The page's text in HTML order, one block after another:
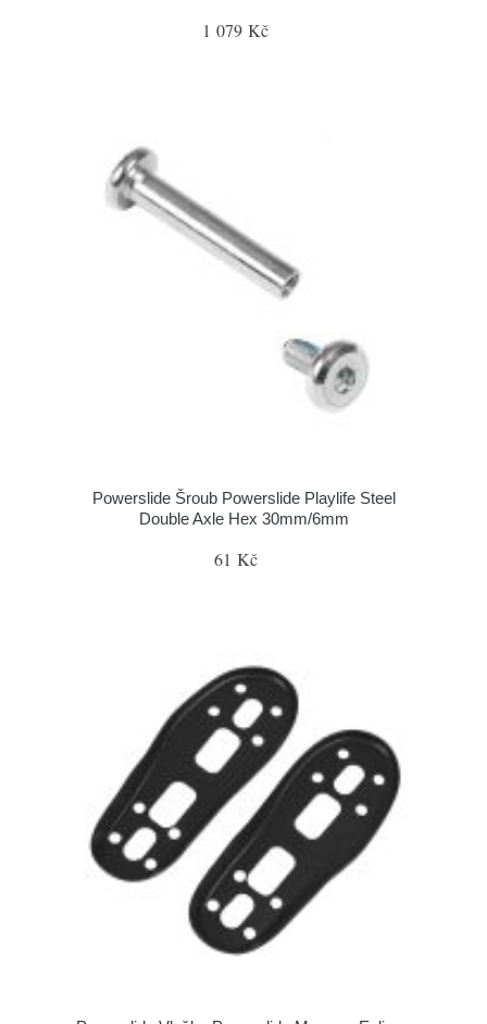
1 079 Kč
Powerslide Šroub Powerslide Playlife Steel
Double Axle Hex 30mm/6mm
61 Kč